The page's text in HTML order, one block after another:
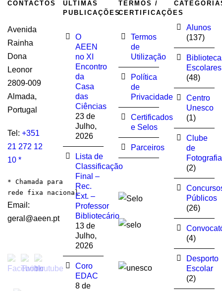
CONTACTOS
Avenida
Rainha
Dona
Leonor
2809-009
Almada,
Portugal
Tel: +351
21 272 12
10 *
* Chamada para
rede fixa nacional
Email:
geral@aeen.pt
ÚLTIMAS
PUBLICAÇÕES
O
AEEN
no XI
Encontro
da
Casa
das
Ciências
23 de
Julho,
2026
Lista de
Classificação
Final –
Rec.
Ext. –
Professor
Bibliotecário
13 de
Julho,
2026
Coro
EDAC
8 de
TERMOS /
CERTIFICAÇÕES
Termos
de
Utilização
Política
de
Privacidade
Certificados
e Selos
Parceiros
Alunos
(137)
Escolares
(48)
Centro
Unesco
(1)
Clube
de
Fotografia
(2)
Públicos
(26)
(4)
Desporto
Escolar
(2)